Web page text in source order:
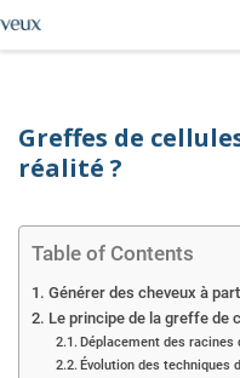
Greffes de
réalité ?
Table of Contents
Générer des cheveux à
Le principe de la greffe de
Déplacement des racines
Évolution des techniques